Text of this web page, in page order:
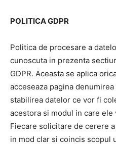
POLITICA GDPR
Politica de procesare a
cunoscuta in prezenta
GDPR. Aceasta se aplica
acceseaza pagina
stabilirea datelor ce vor fi
acestora si modul in care
Fiecare solicitare de cerere
in mod clar si coincis scopul